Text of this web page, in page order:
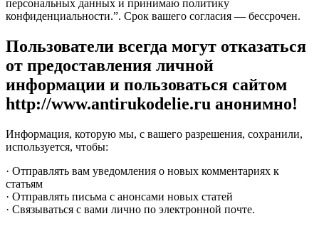
персональных данных и принимаю политику
конфиденциальности.”. Срок вашего согласия — бессрочен.
Пользователи всегда могут отказаться
от предоставления личной
информации и пользоваться сайтом
http://www.antirukodelie.ru анонимно!
Информация, которую мы, с вашего разрешения, сохранили,
используется, чтобы:
· Отправлять вам уведомления о новых комментариях к
статьям
· Отправлять письма с анонсами новых статей
· Связываться с вами лично по электронной почте.